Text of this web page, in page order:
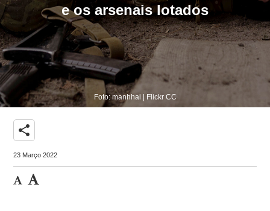
e os arsenais lotados
Foto: manhhai | Flickr CC
share
23 Março 2022